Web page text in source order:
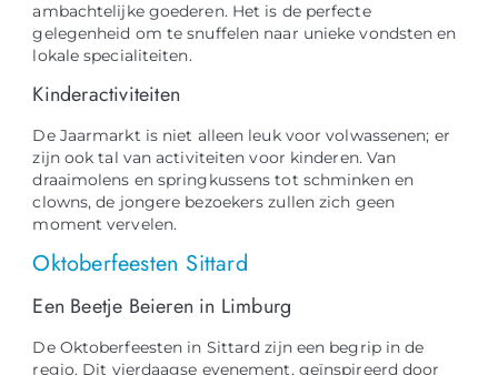
ambachtelijke goederen. Het is de perfecte
gelegenheid om te snuffelen naar unieke vondsten en
lokale specialiteiten.
Kinderactiviteiten
De Jaarmarkt is niet alleen leuk voor volwassenen; er
zijn ook tal van activiteiten voor kinderen. Van
draaimolens en springkussens tot schminken en
clowns, de jongere bezoekers zullen zich geen
moment vervelen.
Oktoberfeesten Sittard
Een Beetje Beieren in Limburg
De Oktoberfeesten in Sittard zijn een begrip in de
regio. Dit vierdaagse evenement, geïnspireerd door